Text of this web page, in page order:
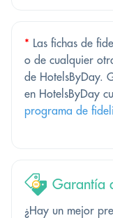
* Las fichas de
o de cualquier
de HotelsByDay.
en HotelsByDay
programa de
Garantía
¿Hay un mejor